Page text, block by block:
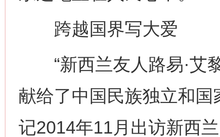
跨越国界写大爱
“新西兰友人路易·艾
献给了中国民族独立和国
记2014年11月出访新西